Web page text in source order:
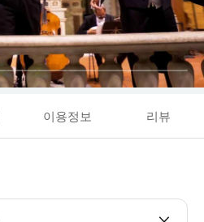
이용정보 리뷰